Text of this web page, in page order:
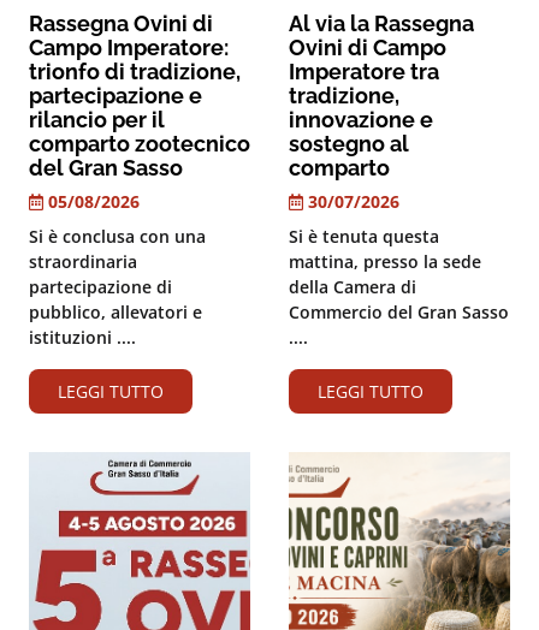
Rassegna Ovini di
Campo Imperatore:
trionfo di tradizione,
partecipazione e
rilancio per il
comparto zootecnico
del Gran Sasso
05/08/2026
Si è conclusa con una
straordinaria
partecipazione di
pubblico, allevatori e
istituzioni ....
LEGGI TUTTO
Al via la Rassegna
Ovini di Campo
Imperatore tra
tradizione,
innovazione e
sostegno al
comparto
30/07/2026
Si è tenuta questa
mattina, presso la sede
della Camera di
Commercio del Gran Sasso
....
LEGGI TUTTO